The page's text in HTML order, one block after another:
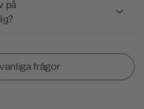
på
frågor